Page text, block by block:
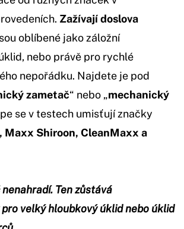
Zažívají doslova
oblíbené jako záložní
nebo právě pro rychlé
nepořádku. Najdete je pod
zametač“ nebo „mechanický
se v testech umisťují značky
Maxx Shiroon, CleanMaxx a
Ten zůstává
velký hloubkový úklid nebo úklid